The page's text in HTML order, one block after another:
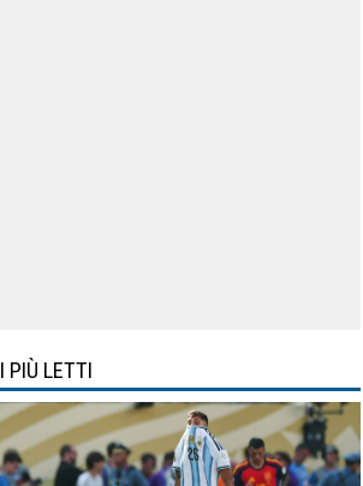
I PIÙ LETTI